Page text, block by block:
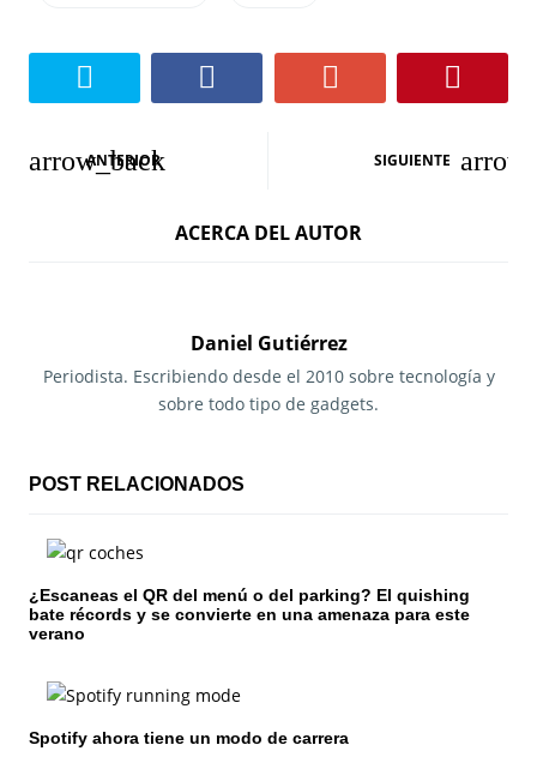
N
a
i
n
d
e
n
ANTERIOR SIGUIENTE
ACERCA DEL AUTOR
Daniel Gutiérrez
Periodista. Escribiendo desde el 2010 sobre tecnología y
sobre todo tipo de gadgets.
POST RELACIONADOS
¿Escaneas el QR del menú o del parking? El quishing
bate récords y se convierte en una amenaza para este
verano
Spotify ahora tiene un modo de carrera